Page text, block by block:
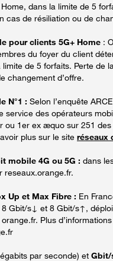
dans la limite de 5
cas de résiliation ou de
pour clients 5G+ Home :
du foyer du client
limite de 5 forfaits. Perte de
changement d’offre.
N°1 : Selon l’enquête
service des opérateurs
ou 1er ex æquo sur 251
plus sur le site réseaux
mobile 4G ou 5G : dans
reseaux.orange.fr.
Up et Max Fibre : En
8 Gbit/s↓ et 8 Gbit/s↑,
orange.fr. Plus
par seconde) et Gbit/